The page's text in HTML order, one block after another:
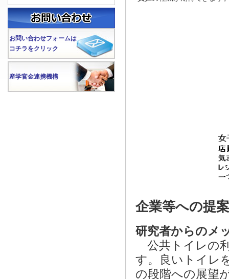
企業等への提案
研究者からのメ
公共トイレの
す。良いトイレ
の段階への展望
お問い合わせフォームは
コチラをクリック
産学官金連携機構